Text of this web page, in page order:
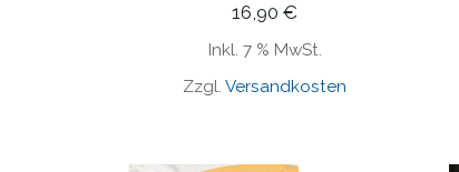
16,90 €
Inkl. 7 % MwSt.
Zzgl. Versandkosten